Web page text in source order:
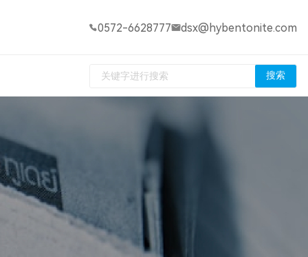
0572-6628777 dsx@hybentonite.com
搜索